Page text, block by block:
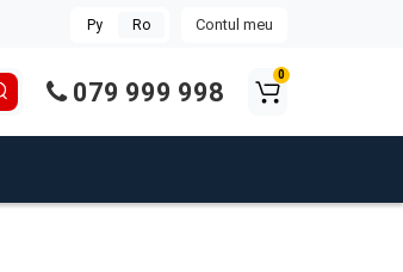
Contul meu
Ру Ro
079 999 998
0